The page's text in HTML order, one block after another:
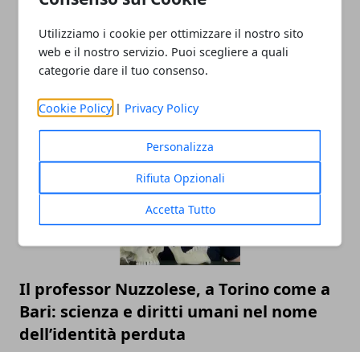
Utilizziamo i cookie per ottimizzare il nostro sito
web e il nostro servizio. Puoi scegliere a quali
categorie dare il tuo consenso.
Cookie Policy | Privacy Policy
Personalizza
Rifiuta Opzionali
Accetta Tutto
ARTICOLI CORRELATI
Il professor Nuzzolese, a Torino come a
Bari: scienza e diritti umani nel nome
dell’identità perduta